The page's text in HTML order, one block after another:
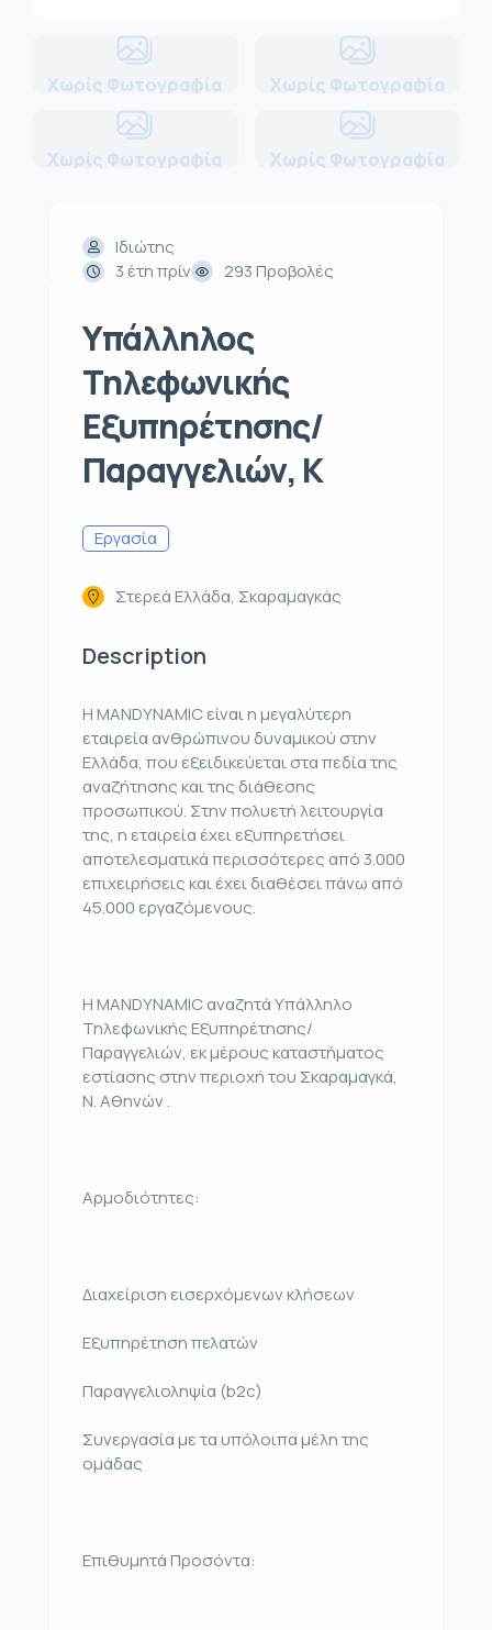
Χωρίς Φωτογραφία Χωρίς Φωτογραφία
Χωρίς Φωτογραφία Χωρίς Φωτογραφία
Ιδιώτης
3 έτη πρίν
293 Προβολές
Υπάλληλος
Τηλεφωνικής
Εξυπηρέτησης/
Παραγγελιών, Κ
Εργασία
Στερεά Ελλάδα, Σκαραμαγκάς
Description
Η MANDYNAMIC είναι η μεγαλύτερη
εταιρεία ανθρώπινου δυναμικού στην
Ελλάδα, που εξειδικεύεται στα πεδία της
αναζήτησης και της διάθεσης
προσωπικού. Στην πολυετή λειτουργία
της, η εταιρεία έχει εξυπηρετήσει
αποτελεσματικά περισσότερες από 3.000
επιχειρήσεις και έχει διαθέσει πάνω από
45.000 εργαζόμενους.
Η MANDYNAMIC αναζητά Υπάλληλο
Τηλεφωνικής Εξυπηρέτησης/
Παραγγελιών, εκ μέρους καταστήματος
εστίασης στην περιοχή του Σκαραμαγκά,
Ν. Αθηνών .
Αρμοδιότητες:
Διαχείριση εισερχόμενων κλήσεων
Εξυπηρέτηση πελατών
Παραγγελιοληψία (b2c)
Συνεργασία με τα υπόλοιπα μέλη της
ομάδας
Επιθυμητά Προσόντα: